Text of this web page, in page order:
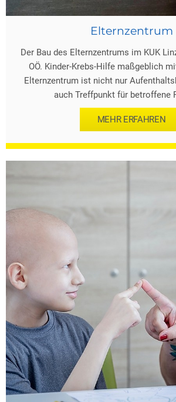
Elternzentrum
Der Bau des Elternzentrums im KUK
OÖ. Kinder-Krebs-Hilfe maßgeblich
Elternzentrum ist nicht nur
auch Treffpunkt für betroffene
MEHR ERFAHREN